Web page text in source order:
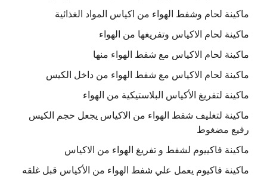
ماكينة لحام وشفط الهواء من اكياس المواد الغذائية
ماكينة لحام الاكياس وتفريغها من الهواء
ماكينة لحام الاكياس مع شفط الهواء منها
ماكينة لحام الاكياس مع شفط الهواء من داخل الكيس
ماكينة لتفريغ الأكياس البلاستيكية من الهواء
ماكينة لتغليف شفط الهواء من الاكياس يجعل حجم الكيس
رفيع مضغوط
ماكينة فاكييوم لشفط و تفريغ الهواء من الاكياس
ماكينة فاكيوم يعمل علي شفط الهواء من الأكياس قبل غلقه